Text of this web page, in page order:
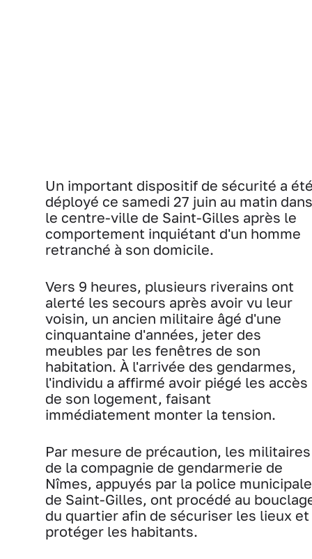
Un important dispositif de sécurité a
déployé ce samedi 27 juin au matin dans
le centre-ville de Saint-Gilles après le
comportement inquiétant d'un homme
retranché à son domicile.
Vers 9 heures, plusieurs riverains ont
alerté les secours après avoir vu leur
voisin, un ancien militaire âgé d'une
cinquantaine d'années, jeter des
meubles par les fenêtres de son
habitation. À l'arrivée des gendarmes,
l'individu a affirmé avoir piégé les accès
de son logement, faisant
immédiatement monter la tension.
Par mesure de précaution, les militaires
de la compagnie de gendarmerie de
Nîmes, appuyés par la police municipale
de Saint-Gilles, ont procédé au
du quartier afin de sécuriser les lieux et
protéger les habitants.